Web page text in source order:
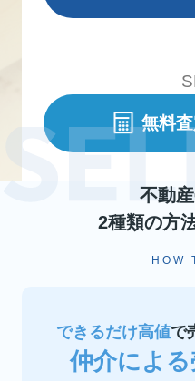
無料
不動
2種類の方
HOW
できるだけ高値で
仲介による